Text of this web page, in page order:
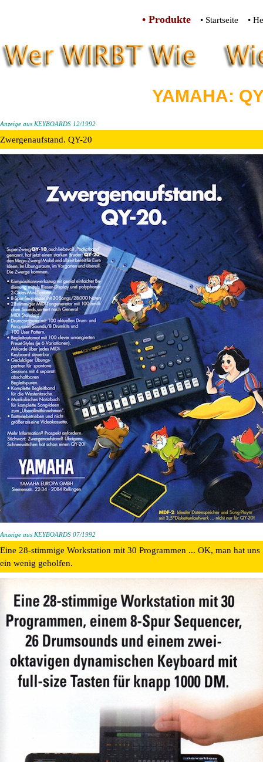
• Produkte • Startseite •
YAMAHA:
Anzeige aus KEYBOARDS 12/1992
Zwergenaufstand. QY-20
Anzeige aus KEYBOARDS 07/1992
Eine 28-stimmige Workstation mit 30 Programmen ... OK, man hat uns
ein wenig geholfen.